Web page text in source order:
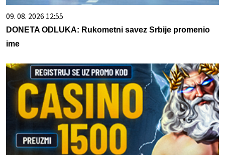
09. 08. 2026 12:55
DONETA ODLUKA: Rukometni savez Srbije promenio
ime